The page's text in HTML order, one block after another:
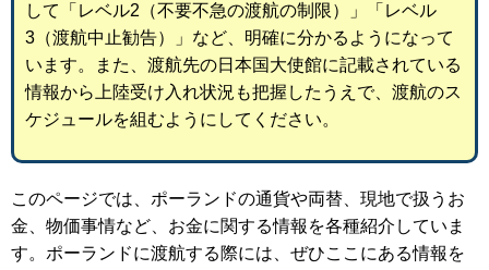
して「レベル2（不要不急の渡航の制限）」「レベル
3（渡航中止勧告）」など、明確に分かるようになって
います。また、渡航先の日本国大使館に記載されている
情報から上陸受け入れ状況も把握したうえで、渡航のス
ケジュールを組むようにしてください。
このページでは、ポーランドの通貨や両替、現地で扱うお
金、物価事情など、お金に関する情報を各種紹介していま
す。ポーランドに渡航する際には、ぜひここにある情報を